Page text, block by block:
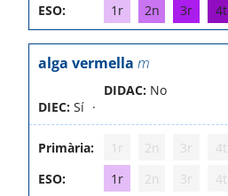
ESO:
1r 2n 3r 4t
alga vermella m
DIEC: Sí
DIDAC: No
Primària: 1r 2n 3r 4t
ESO:
1r 2n 3r 4t